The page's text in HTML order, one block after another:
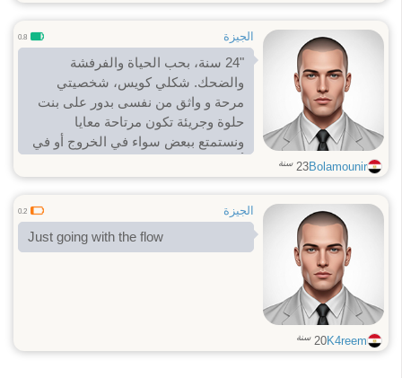
الجيزة 0.8
"24 سنة، بحب الحياة والفرفشة
والضحك. شكلي كويس، شخصيتي
مرحة و واثق من نفسى بدور على بنت
حلوة وجريئة تكون مرتاحة معايا
ونستمتع ببعض سواء في الخروج أو في
ابعتيلي رسالة ❤️"
Bolamounir
23 سنة
الجيزة 0.2
Just going with the flow
K4reem
20 سنة